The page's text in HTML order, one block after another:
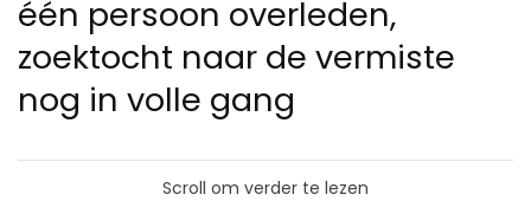
één persoon overleden,
zoektocht naar de vermiste
nog in volle gang
Scroll om verder te lezen